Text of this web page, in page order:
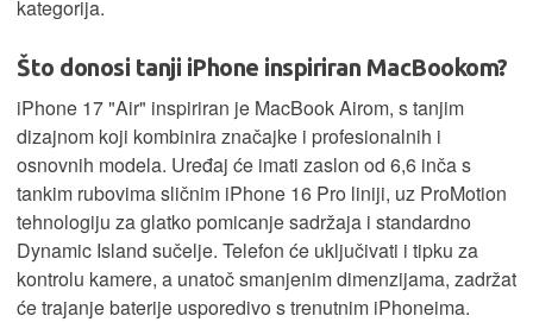
kategorija.
Što donosi tanji iPhone inspiriran MacBookom?
iPhone 17 "Air" inspiriran je MacBook Airom, s tanjim
dizajnom koji kombinira značajke i profesionalnih i
osnovnih modela. Uređaj će imati zaslon od 6,6 inča s
tankim rubovima sličnim iPhone 16 Pro liniji, uz ProMotion
tehnologiju za glatko pomicanje sadržaja i standardno
Dynamic Island sučelje. Telefon će uključivati i tipku za
kontrolu kamere, a unatoč smanjenim dimenzijama, zadržat
će trajanje baterije usporedivo s trenutnim iPhoneima.